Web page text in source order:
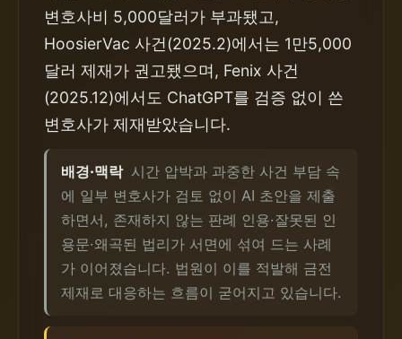
변호사비 5,000달러가 부과됐고,
HoosierVac 사건(2025.2)에서는 1만5,000
달러 제재가 권고됐으며, Fenix 사건
(2025.12)에서도 ChatGPT를 검증 없이 쓴
변호사가 제재받았습니다.
배경·맥락 시간 압박과 과중한 사건 부담 속
에 일부 변호사가 검토 없이 AI 초안을 제출
하면서, 존재하지 않는 판례 인용·잘못된 인
용문·왜곡된 법리가 서면에 섞여 드는 사례
가 이어졌습니다. 법원이 이를 적발해 금전
제재로 대응하는 흐름이 굳어지고 있습니다.